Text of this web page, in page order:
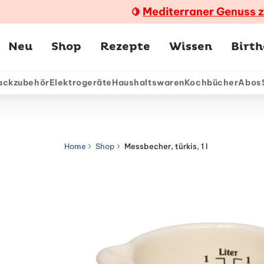
🍋 Mediterraner Genuss
Neu Shop Rezepte Wissen
ElektrogeräteHaushaltswarenKochbücherAbos
Home Shop Messbecher, türkis, 1 l